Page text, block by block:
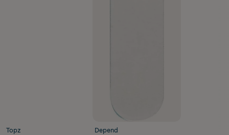
Topz
Depend